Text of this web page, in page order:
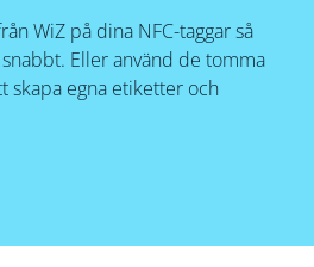
WiZ på dina NFC-taggar så
Eller använd de tomma
skapa egna etiketter och